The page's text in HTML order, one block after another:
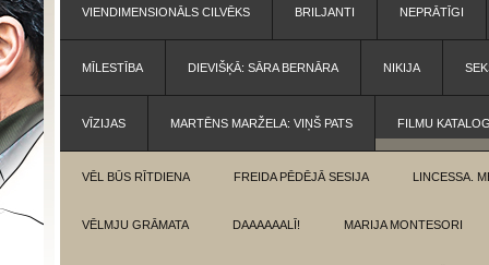
VIENDIMENSIONĀLS CILVĒKS BRILJANTI NEPRĀTĪGI
MĪLESTĪBA DIEVIŠĶĀ: SĀRA BERNĀRA NIKIJA
VĪZIJAS MARTĒNS MARŽELA: VIŅŠ PATS FILMU
VĒL BŪS RĪTDIENA FREIDA PĒDĒJĀ SESIJA LINCESSA.
VĒLMJU GRĀMATA DAAAAAALĪ! MARIJA MONTESORI